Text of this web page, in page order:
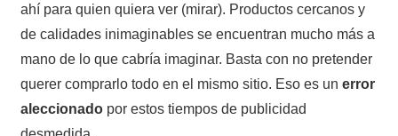
ahí para quien quiera ver (mirar). Productos cercanos y
de calidades inimaginables se encuentran mucho más a
mano de lo que cabría imaginar. Basta con no pretender
querer comprarlo todo en el mismo sitio. Eso es un error
aleccionadopor estos tiempos de publicidad